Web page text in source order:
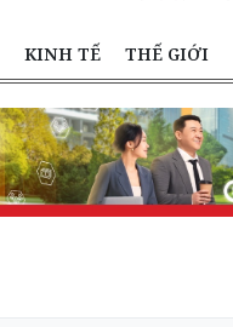
KINH TẾ THẾ GIỚI